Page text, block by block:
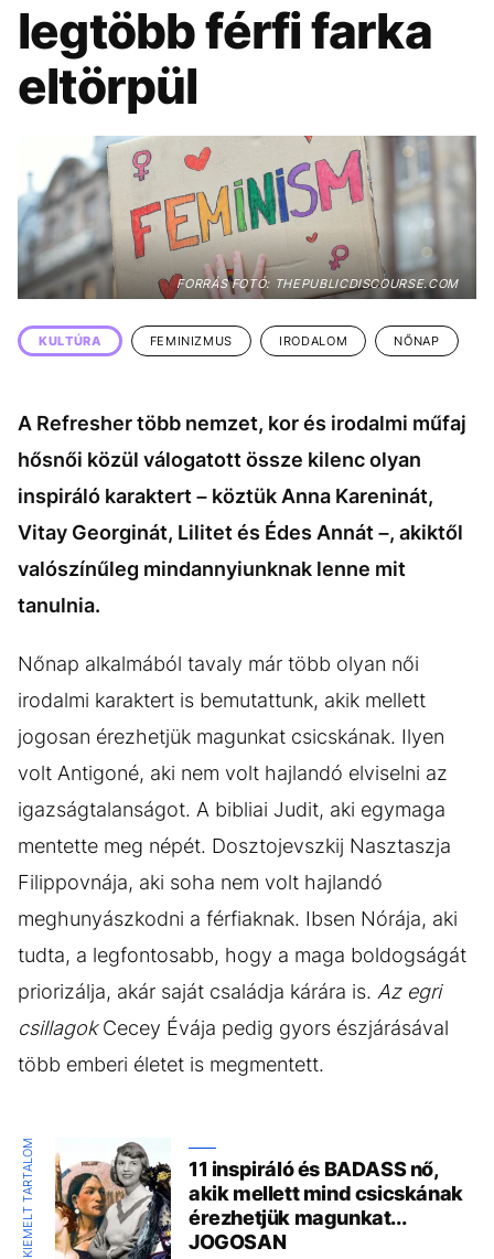
KÖZÉLET UTAZÁS
ÉLETMÓD DESIGN
BESZÉLGETÉSEK
VIDEÓ TÖRTÉNETEK
GASZTRO
legtöbb férfi farka
eltörpül
FORRÁS FOTÓ: THEPUBLICDISCOURSE.COM
KULTÚRA FEMINIZMUS IRODALOM NŐNAP
A Refresher több nemzet, kor és irodalmi műfaj
hősnői közül válogatott össze kilenc olyan
inspiráló karaktert – köztük Anna Kareninát,
Vitay Georginát, Lilitet és Édes Annát –, akiktől
valószínűleg mindannyiunknak lenne mit
tanulnia.
Nőnap alkalmából tavaly már több olyan női
irodalmi karaktert is bemutattunk, akik mellett
jogosan érezhetjük magunkat csicskának. Ilyen
volt Antigoné, aki nem volt hajlandó elviselni az
igazságtalanságot. A bibliai Judit, aki egymaga
mentette meg népét. Dosztojevszkij Nasztaszja
Filippovnája, aki soha nem volt hajlandó
meghunyászkodni a férfiaknak. Ibsen Nórája, aki
tudta, a legfontosabb, hogy a maga boldogságát
priorizálja, akár saját családja kárára is. Az egri
csillagokCecey Évája pedig gyors észjárásával
több emberi életet is megmentett.
KIEMELT TARTALOM
11 inspiráló és BADASS nő,
akik mellett mind csicskának
érezhetjük magunkat...
JOGOSAN